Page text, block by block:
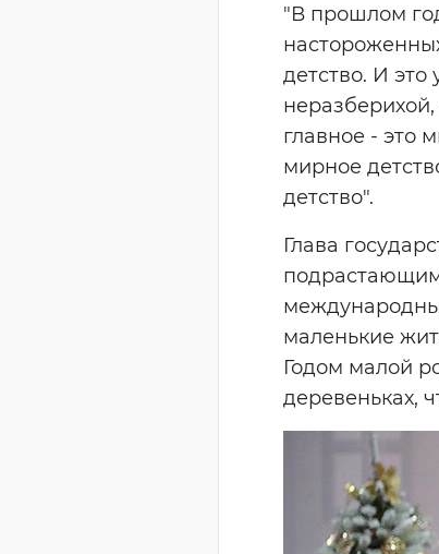
"В прошлом
детство. И это
главное - это
мирное
детство".
Глава
маленькие
Годом малой
деревеньках,